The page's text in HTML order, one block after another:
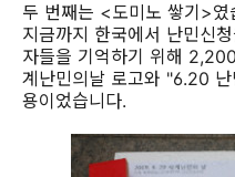
두 번째는 <도미노 쌓기>였
지금까지 한국에서 난민신
자들을 기억하기 위해
계난민의날 로고와 "6.20
용이었습니다.